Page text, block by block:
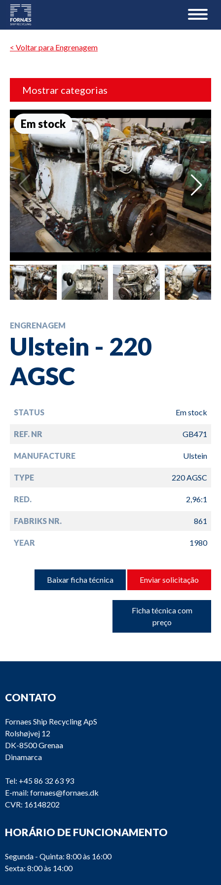
< Voltar para Engrenagem
Mostrar categorias
Em stock
ENGRENAGEM
Ulstein - 220
AGSC
STATUS Em stock
REF. NR GB471
MANUFACTURE Ulstein
TYPE 220 AGSC
RED. 2,96:1
FABRIKS NR. 861
YEAR 1980
Baixar ficha técnica Enviar solicitação
Ficha técnica com
preço
CONTATO
Fornaes Ship Recycling ApS
Rolshøjvej 12
DK-8500 Grenaa
Dinamarca
Tel: +45 86 32 63 93
E-mail: fornaes@fornaes.dk
CVR: 16148202
HORÁRIO DE FUNCIONAMENTO
Segunda - Quinta: 8:00 às 16:00
Sexta: 8:00 às 14:00